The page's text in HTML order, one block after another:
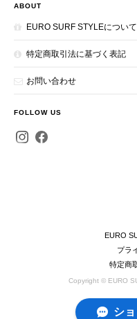
ABOUT
EURO SURF STYLEについて
特定商取引法に基づく表記
お問い合わせ
FOLLOW US
EURO
プラ
特定商
Copyright © EURO
シ